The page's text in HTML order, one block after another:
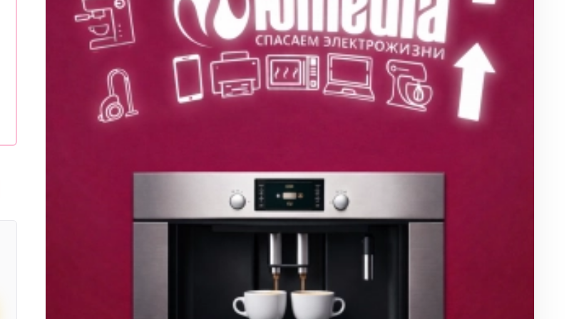
Вентиляция Осушитель воздуха
Бьюти холодильник Водонагреватель
Кулер для воды
Тепловая завеса